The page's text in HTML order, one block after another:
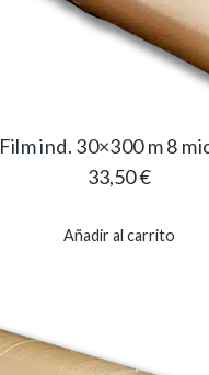
Film ind. 30×300 m 8
33,50€
Añadir al carrito